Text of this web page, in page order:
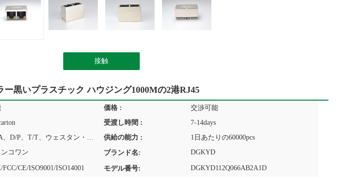
接触
黒いプラスチック ハウジング1000Mの2港RJ45
価格 :
交渉可能
受渡し時間 :
7-14days
L/C、D/A、D/P、T/T、ウェスタン・ユニオン、MoneyGram 供給の能力 : 1日あたりの60000pcs
コワン ブランド名: DGKYD
FCC/CE/ISO9001/ISO14001 モデル番号: DGKYD112Q066AB2A1D